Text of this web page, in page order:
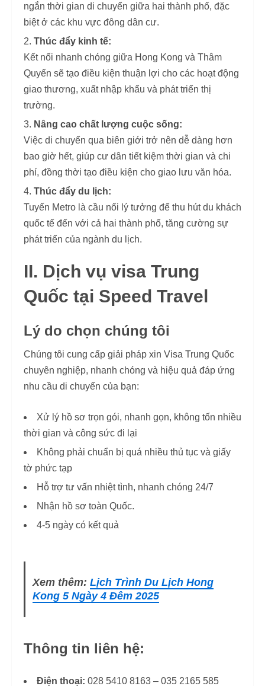
ngắn thời gian di chuyển giữa hai thành phố, đặc
biệt ở các khu vực đông dân cư.
Thúc đẩy kinh tế:
Kết nối nhanh chóng giữa Hong Kong và Thâm
Quyến sẽ tạo điều kiện thuận lợi cho các hoạt động
giao thương, xuất nhập khẩu và phát triển thị
trường.
Nâng cao chất lượng cuộc sống:
Việc di chuyển qua biên giới trở nên dễ dàng hơn
bao giờ hết, giúp cư dân tiết kiệm thời gian và chi
phí, đồng thời tạo điều kiện cho giao lưu văn hóa.
Thúc đẩy du lịch:
Tuyến Metro là cầu nối lý tưởng để thu hút du khách
quốc tế đến với cả hai thành phố, tăng cường sự
phát triển của ngành du lịch.
II. Dịch vụ visa Trung
Quốc tại Speed Travel
Lý do chọn chúng tôi
Chúng tôi cung cấp giải pháp xin Visa Trung Quốc
chuyên nghiệp, nhanh chóng và hiệu quả đáp ứng
nhu cầu di chuyển của bạn:
Xử lý hồ sơ trọn gói, nhanh gọn, không tốn nhiều
thời gian và công sức đi lại
Không phải chuẩn bị quá nhiều thủ tục và giấy
tờ phức tạp
Hỗ trợ tư vấn nhiệt tình, nhanh chóng 24/7
Nhận hồ sơ toàn Quốc.
4-5 ngày có kết quả
Xem thêm: Lịch Trình Du Lịch Hong
Kong 5 Ngày 4 Đêm 2025
Thông tin liên hệ:
Điện thoại: 028 5410 8163 – 035 2165 585